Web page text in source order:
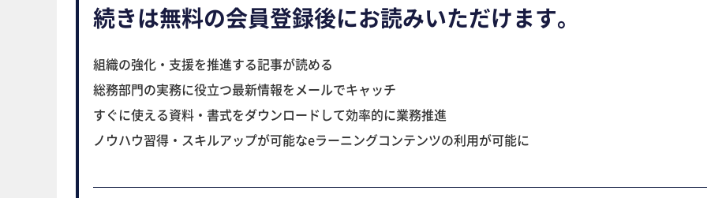
続きは無料の会員登録後にお読みいただけます。
組織の強化・支援を推進する記事が読める
総務部門の実務に役立つ最新情報をメールでキャッチ
すぐに使える資料・書式をダウンロードして効率的に業務推進
ノウハウ習得・スキルアップが可能なeラーニングコンテンツの利用が可能に